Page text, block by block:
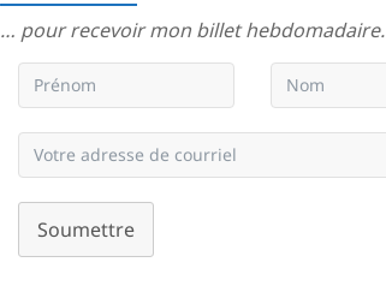
… pour recevoir mon billet hebdomadaire.
Soumettre